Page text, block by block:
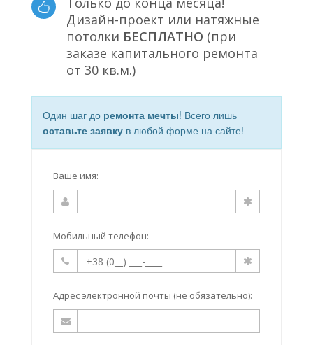
Дизайн-проект или натяжные
потолки БЕСПЛАТНО (при
заказе капитального ремонта
от 30 кв.м.)
Один шаг до ремонта мечты! Всего лишь
оставьте заявку в любой форме на сайте!
Ваше имя:
Мобильный телефон:
Адрес электронной почты (не обязательно):